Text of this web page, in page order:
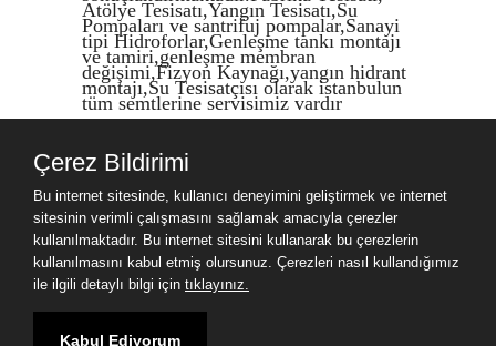
Atölye Tesisatı,Yangın Tesisatı,Su
Pompaları ve santrifuj pompalar,Sanayi
tipi Hidroforlar,Genleşme tankı montajı
ve tamiri,genleşme membran
değişimi,Fizyon Kaynağı,yangın hidrant
montajı,Su Tesisatçısı olarak istanbulun
tüm semtlerine servisimiz vardır
Site Haritası
Site Haritası
Ziyaret Bilgileri
Aktif Ziyaretçi 4
Bugün Toplam
Çerez Bildirimi
Bu internet sitesinde, kullanıcı deneyimini geliştirmek ve internet
sitesinin verimli çalışmasını sağlamak amacıyla çerezler
kullanılmaktadır. Bu internet sitesini kullanarak bu çerezlerin
kullanılmasını kabul etmiş olursunuz. Çerezleri nasıl kullandığımız
ile ilgili detaylı bilgi için tıklayınız.
Kabul Ediyorum